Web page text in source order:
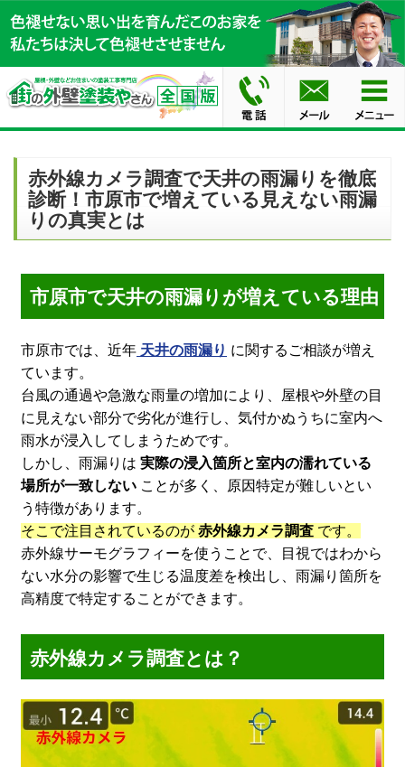
赤外線カメラ調査で天井の雨漏りを徹底
診断！市原市で増えている見えない雨漏
りの真実とは
市原市で天井の雨漏りが増えている理由
市原市では、近年 天井の雨漏り に関するご相談が増え
ています。
台風の通過や急激な雨量の増加により、屋根や外壁の目
に見えない部分で劣化が進行し、気付かぬうちに室内へ
雨水が浸入してしまうためです。
しかし、雨漏りは 実際の浸入箇所と室内の濡れている
場所が一致しない ことが多く、原因特定が難しいとい
う特徴があります。
そこで注目されているのが 赤外線カメラ調査 です。
赤外線サーモグラフィーを使うことで、目視ではわから
ない水分の影響で生じる温度差を検出し、雨漏り箇所を
高精度で特定することができます。
赤外線カメラ調査とは？